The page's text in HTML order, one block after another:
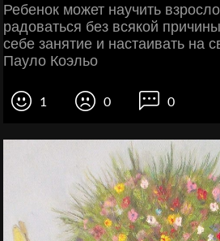
Ребенок может научить
радоваться без всякой
себе занятие и настаивать на
Пауло Коэльо
1 0 0